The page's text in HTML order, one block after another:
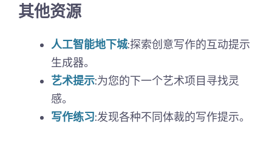
其他资源
人工智能地下城:探索创意写作的互动提示
生成器。
艺术提示:为您的下一个艺术项目寻找灵
感。
写作练习:发现各种不同体裁的写作提示。